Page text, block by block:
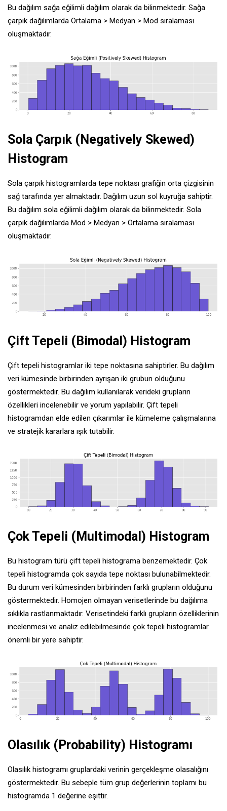
Bu dağılım sağa eğilimli dağılım olarak da bilinmektedir. Sağa
çarpık dağılımlarda Ortalama > Medyan > Mod sıralaması
oluşmaktadır.
Sola Çarpık (Negatively Skewed)
Histogram
Sola çarpık histogramlarda tepe noktası grafiğin orta çizgisinin
sağ tarafında yer almaktadır. Dağılım uzun sol kuyruğa sahiptir.
Bu dağılım sola eğilimli dağılım olarak da bilinmektedir. Sola
çarpık dağılımlarda Mod > Medyan > Ortalama sıralaması
oluşmaktadır.
Çift Tepeli (Bimodal) Histogram
Çift tepeli histogramlar iki tepe noktasına sahiptirler. Bu dağılım
veri kümesinde birbirinden ayrışan iki grubun olduğunu
göstermektedir. Bu dağılım kullanılarak verideki grupların
özellikleri incelenebilir ve yorum yapılabilir. Çift tepeli
histogramdan elde edilen çıkarımlar ile kümeleme çalışmalarına
ve stratejik kararlara ışık tutabilir.
Çok Tepeli (Multimodal) Histogram
Bu histogram türü çift tepeli histograma benzemektedir. Çok
tepeli histogramda çok sayıda tepe noktası bulunabilmektedir.
Bu durum veri kümesinden birbirinden farklı grupların olduğunu
göstermektedir. Homojen olmayan verisetlerinde bu dağılıma
sıklıkla rastlanmaktadır. Verisetindeki farklı grupların özelliklerinin
incelenmesi ve analiz edilebilmesinde çok tepeli histogramlar
önemli bir yere sahiptir.
Olasılık (Probability) Histogramı
Olasılık histogramı gruplardaki verinin gerçekleşme olasalığını
göstermektedir. Bu sebeple tüm grup değerlerinin toplamı bu
histogramda 1 değerine eşittir.